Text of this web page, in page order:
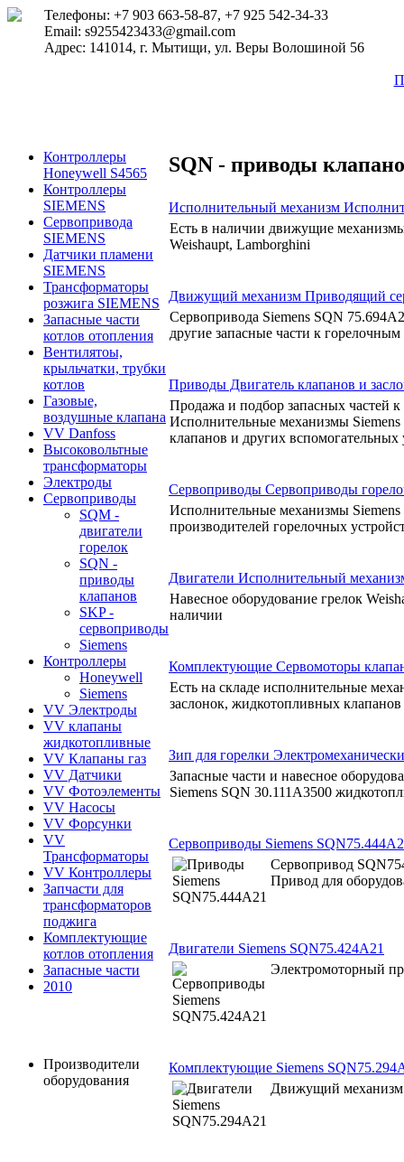
Телефоны: +7 903 663-58-87, +7 925 542-34-33
Email: s9255423433@gmail.com
Адрес: 141014, г. Мытищи, ул. Веры Волошиной 56
Контроллеры
Honeywell S4565
Контроллеры
SIEMENS
Сервопривода
SIEMENS
Датчики пламени
SIEMENS
Трансформаторы
розжига SIEMENS
Запасные части
котлов отопления
Вентилятоы,
крыльчатки, трубки
котлов
Газовые,
воздушные клапана
VV Danfoss
Высоковольтные
трансформаторы
Электроды
Сервоприводы
SQM -
двигатели
горелок
SQN -
приводы
клапанов
SKP -
сервоприводы
Siemens
Контроллеры
Honeywell
Siemens
VV Электроды
VV клапаны
жидкотопливные
VV Клапаны газ
VV Датчики
VV Фотоэлементы
VV Насосы
VV Форсунки
VV
Трансформаторы
VV Контроллеры
Запчасти для
трансформаторов
поджига
Комплектующие
котлов отопления
Запасные части
2010
Производители
оборудования
SQN - приводы
Исполнительный механизм
Есть в наличии движущие
Weishaupt, Lamborghini
Движущий механизм Приводящий
Сервопривода Siemens SQN
другие запасные части к горелочным
Приводы Двигатель клапанов и
Продажа и подбор запасных частей
Исполнительные механизмы
клапанов и других вспомогательных
Сервоприводы Сервоприводы
Исполнительные механизмы
производителей горелочных
Двигатели Исполнительный
Навесное оборудование грелок
наличии
Комплектующие Сервомоторы
Есть на складе исполнительные
заслонок, жидкотопливных
Зип для горелки
Запасные части и навесное
Siemens SQN 30.111A3500
Сервоприводы Siemens
Сервопривод
Привод для
Двигатели Siemens SQN75.424A21
Электромоторный
Комплектующие Siemens
Движущий механизм